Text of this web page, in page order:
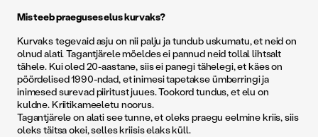
Mis teeb praeguses elus kurvaks?
Kurvaks tegevaid asju on nii palju ja tundub uskumatu, et neid on
olnud alati. Tagantjärele mõeldes ei pannud neid tollal lihtsalt
tähele. Kui oled 20-aastane, siis ei panegi tähelegi, et käes on
pöördelised 1990-ndad, et inimesi tapetakse ümberringi ja
inimesed surevad piiritust juues. Tookord tundus, et elu on
kuldne. Kriitikameeletu noorus.
Tagantjärele on alati see tunne, et oleks praegu eelmine kriis, siis
oleks täitsa okei, selles kriisis elaks küll.